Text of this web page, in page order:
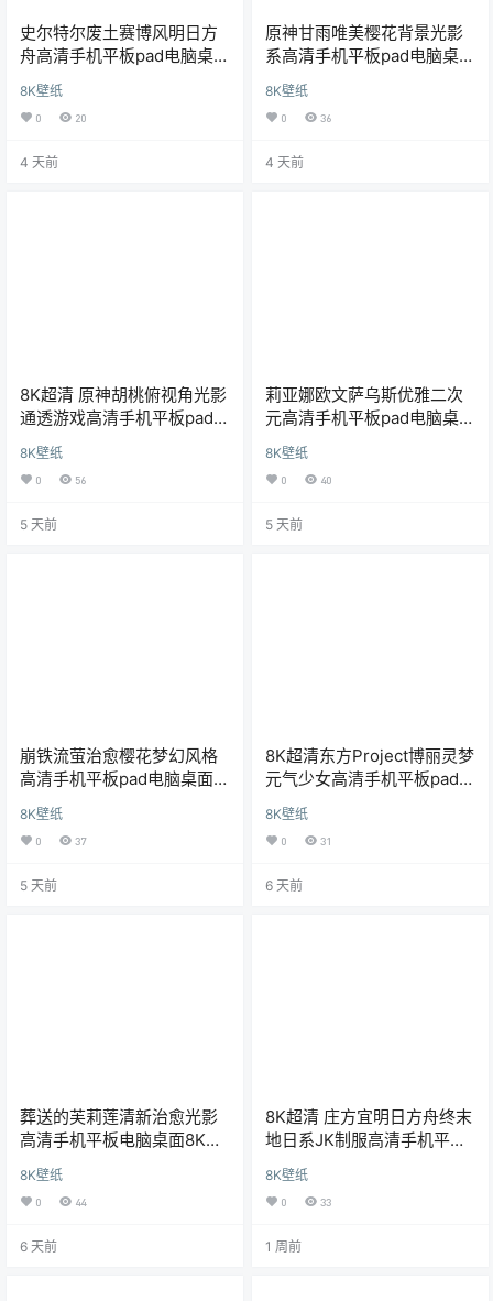
史尔特尔废土赛博风明日方
舟高清手机平板pad电脑桌面
8K超清壁纸
8K壁纸
0 20
4 天前
原神甘雨唯美樱花背景光影
系高清手机平板pad电脑桌面
8K超清壁纸
8K壁纸
0 36
4 天前
8K超清 原神胡桃俯视角光影
通透游戏高清手机平板pad电
8K壁纸
0 56
5 天前
莉亚娜欧文萨乌斯优雅二次
元高清手机平板pad电脑桌面
8K壁纸
0 40
5 天前
崩铁流萤治愈樱花梦幻风格
高清手机平板pad电脑桌面
8K超清壁纸
8K壁纸
0 37
5 天前
8K超清东方Project博丽灵梦
元气少女高清手机平板pad电
脑桌面壁纸
8K壁纸
0 31
6 天前
葬送的芙莉莲清新治愈光影
高清手机平板电脑桌面8K超
清壁纸海报
8K壁纸
0 44
6 天前
8K超清 庄方宜明日方舟终末
地日系JK制服高清手机平板
pad电脑壁纸
8K壁纸
0 33
1 周前